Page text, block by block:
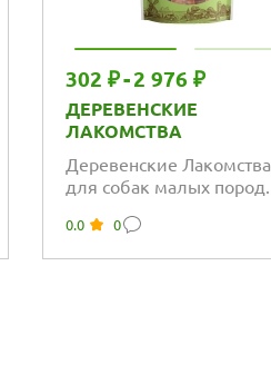
302 ₽-2 976 ₽
ДЕРЕВЕНСКИЕ
ЛАКОМСТВА
Деревенские Лакомства
для собак малых пород.
рисом
0.0 0